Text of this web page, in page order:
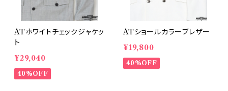
ATホワイトチェックジャケッ
ト
¥29,040
40%OFF
ATショールカラーブレザー
¥19,800
40%OFF